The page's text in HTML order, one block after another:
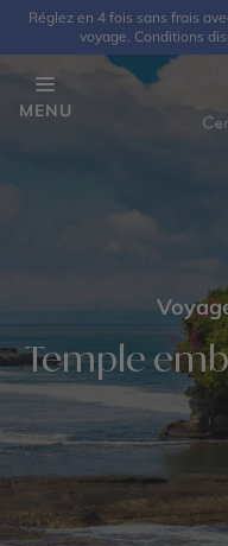
Réglez en 4 fois sans frais
voyage. Conditions
MENU
Temple